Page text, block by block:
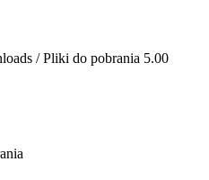
/ Pliki do pobrania 5.00